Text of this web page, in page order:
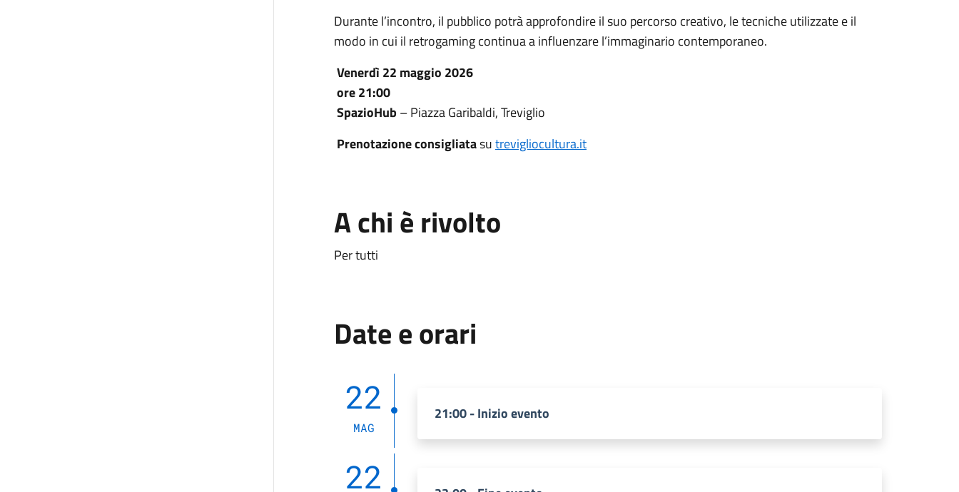
Durante l’incontro, il pubblico potrà approfondire il suo percorso creativo, le tecniche utilizzate e il
modo in cui il retrogaming continua a influenzare l’immaginario contemporaneo.
Venerdì 22 maggio 2026
ore 21:00
SpazioHub – Piazza Garibaldi, Treviglio
Prenotazione consigliatasutrevigliocultura.it
A chi è rivolto
Per tutti
Date e orari
22
MAG
21:00 - Inizio evento
22